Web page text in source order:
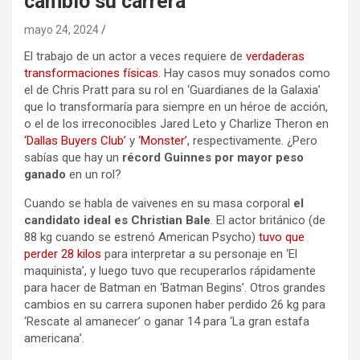
mayo 24, 2024
El trabajo de un actor a veces requiere de verdaderas
transformaciones físicas. Hay casos muy sonados como
el de Chris Pratt para su rol en ‘Guardianes de la Galaxia’
que lo transformaría para siempre en un héroe de acción,
o el de los irreconocibles Jared Leto y Charlize Theron en
‘Dallas Buyers Club’ y ‘Monster’, respectivamente. ¿Pero
sabías que hay un récord Guinnes por mayor peso
ganado en un rol?
Cuando se habla de vaivenes en su masa corporal el
candidato ideal es Christian Bale. El actor británico (de
88 kg cuando se estrenó American Psycho) tuvo que
perder 28 kilos para interpretar a su personaje en ‘El
maquinista’, y luego tuvo que recuperarlos rápidamente
para hacer de Batman en ‘Batman Begins’. Otros grandes
cambios en su carrera suponen haber perdido 26 kg para
‘Rescate al amanecer’ o ganar 14 para ‘La gran estafa
americana’.